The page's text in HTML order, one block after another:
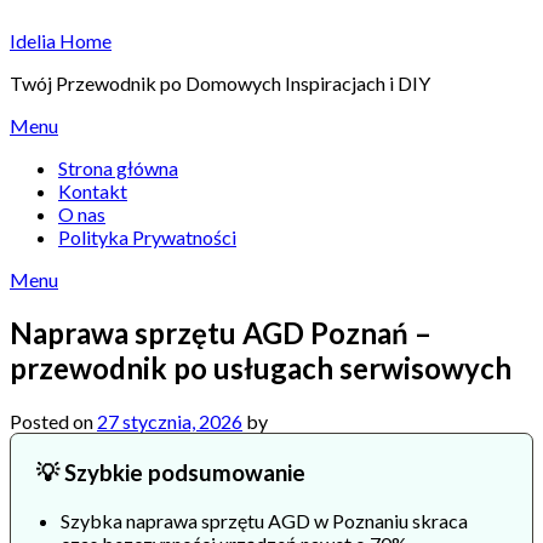
to
Idelia Home
Twój Przewodnik po Domowych Inspiracjach i DIY
Menu
Strona główna
Kontakt
O nas
Polityka Prywatności
Menu
Naprawa sprzętu AGD Poznań –
przewodnik po usługach serwisowych
Posted on 27 stycznia, 2026 by
💡 Szybkie podsumowanie
Szybka naprawa sprzętu AGD w Poznaniu skraca